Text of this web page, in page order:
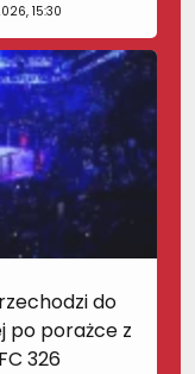
15:30
do
po porażce z
326